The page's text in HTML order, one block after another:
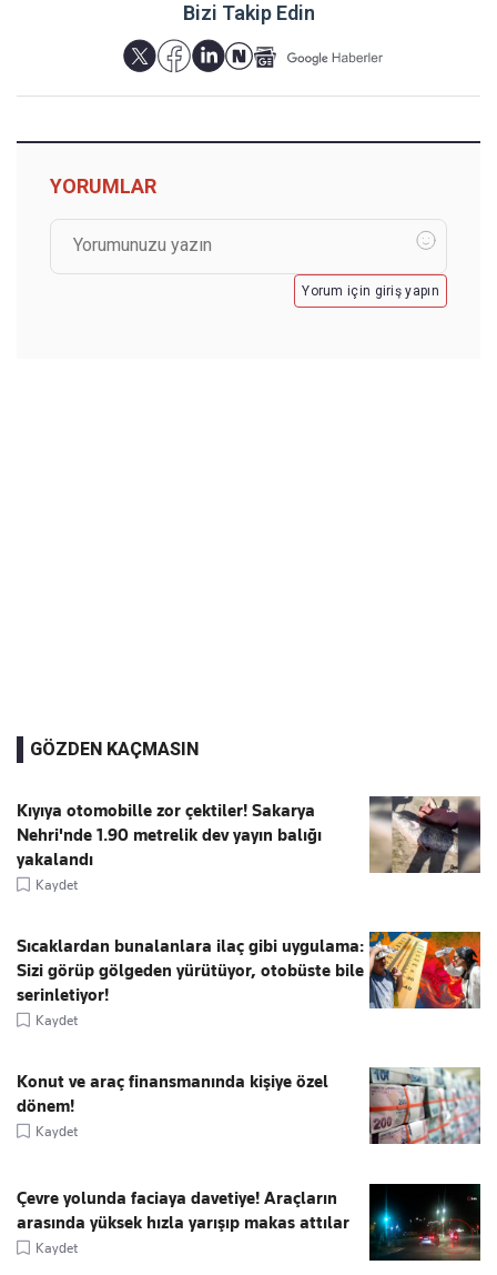
Bizi Takip Edin
YORUMLAR
Yorum için giriş yapın
GÖZDEN KAÇMASIN
Kıyıya otomobille zor çektiler! Sakarya
Nehri'nde 1.90 metrelik dev yayın balığı
yakalandı
Kaydet
Sıcaklardan bunalanlara ilaç gibi uygulama:
Sizi görüp gölgeden yürütüyor, otobüste bile
serinletiyor!
Kaydet
Konut ve araç finansmanında kişiye özel
dönem!
Kaydet
Çevre yolunda faciaya davetiye! Araçların
arasında yüksek hızla yarışıp makas attılar
Kaydet